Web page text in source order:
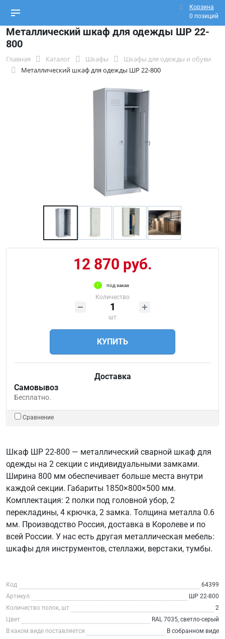
Корзина
0 позиций
Металлический шкаф для одежды ШР 22-
800
Главная Каталог Шкафы
Шкафы для одежды и обуви
Металлический шкаф для одежды ШР 22-800
12 870 руб.
под заказ
Количество
шт
КУПИТЬ
Доставка
Самовывоз
Бесплатно.
Сравнение
Шкаф ШР 22-800 — металлический сварной шкаф для
одежды на 2 секции с индивидуальными замками.
Ширина 800 мм обеспечивает больше места внутри
каждой секции. Габариты 1850×800×500 мм.
Комплектация: 2 полки под головной убор, 2
перекладины, 4 крючка, 2 замка. Толщина металла 0.6
мм. Производство Россия, доставка в Королеве и по
всей России. У нас есть другая металлическая мебель:
шкафы для инструментов, стеллажи, верстаки, тумбы.
Код
64399
Артикул
ШР 22-800
Количество полок, шт
2
Цвет
RAL 7035, светло-серый
В каком виде поставляется
В собранном виде